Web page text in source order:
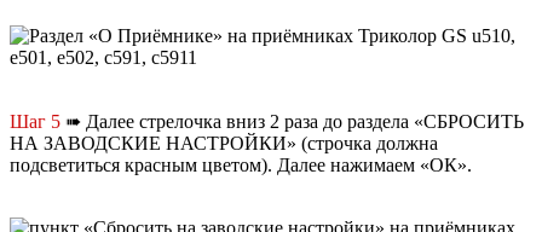
Шаг 5 ➠ Далее стрелочка вниз 2 раза до раздела «СБРОСИТЬ
НА ЗАВОДСКИЕ НАСТРОЙКИ» (строчка должна
подсветиться красным цветом). Далее нажимаем «ОК».